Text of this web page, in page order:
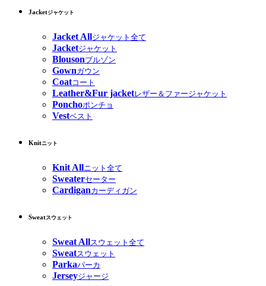
Jacketジャケット
Jacket Allジャケット全て
Jacketジャケット
Blousonブルゾン
Gownガウン
Coatコート
Leather&Fur jacketレザー＆ファージャケット
Ponchoポンチョ
Vestベスト
Knitニット
Knit Allニット全て
Sweaterセーター
Cardiganカーディガン
Sweatスウェット
Sweat Allスウェット全て
Sweatスウェット
Parkaパーカ
Jerseyジャージ